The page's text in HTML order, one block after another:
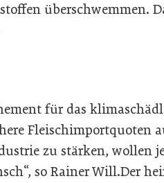
überschwemmen.
für das
Fleischimportquoten
zu stärken, wollen
so Rainer Will.Der